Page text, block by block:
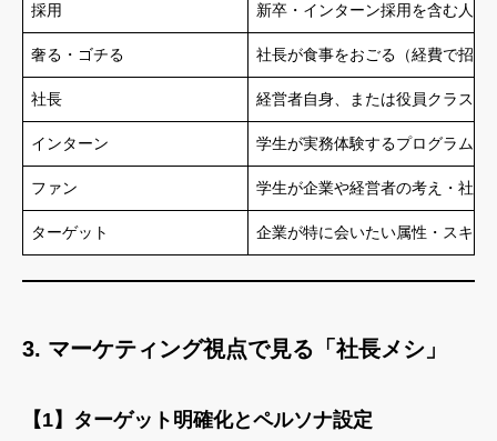
採用 新卒・インターン採用を含む人材
奢る・ゴチる 社長が食事をおごる（経費で招待
社長 経営者自身、または役員クラスが
インターン 学生が実務体験するプログラム（
ファン 学生が企業や経営者の考え・社風
ターゲット 企業が特に会いたい属性・スキル
3. マーケティング視点で見る「社長メシ」
【1】ターゲット明確化とペルソナ設定